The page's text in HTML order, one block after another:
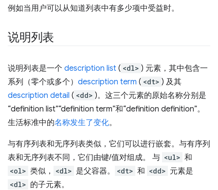
例如当用户可以从知道列表中有多少项中受益时。
说明列表
说明列表是一个 description list ( <dl> ) 元素，其中包含一
系列（零个或多个） description term ( <dt> ) 及其
description detail ( <dd> )。这三个元素的原始名称分别是
“definition list”“definition term”和“definition definition”。
生活标准中的名称发生了变化。
与有序列表和无序列表类似，它们可以进行嵌套。与有序列
表和无序列表不同，它们由键/值对组成。 与 <ul> 和
<ol> 类似， <dl> 是父容器。 <dt> 和 <dd> 元素是
<dl> 的子元素。